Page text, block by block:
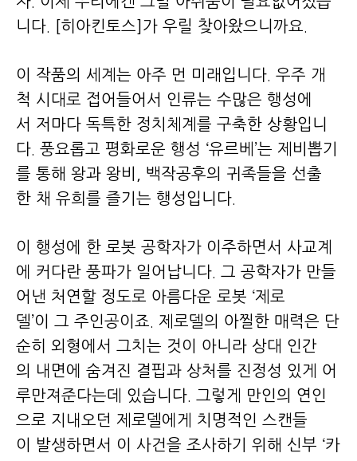
니다. [히아킨토스]가 우릴 찾아왔으니까요.
이 작품의 세계는 아주 먼 미래입니다. 우주 개
척 시대로 접어들어서 인류는 수많은 행성에
서 저마다 독특한 정치체계를 구축한 상황입니
다. 풍요롭고 평화로운 행성 ‘유르베’는 제비뽑기
를 통해 왕과 왕비, 백작공후의 귀족들을 선출
한 채 유희를 즐기는 행성입니다.
이 행성에 한 로봇 공학자가 이주하면서 사교계
에 커다란 풍파가 일어납니다. 그 공학자가 만들
어낸 처연할 정도로 아름다운 로봇 ‘제로
델’이 그 주인공이죠. 제로델의 아찔한 매력은 단
순히 외형에서 그치는 것이 아니라 상대 인간
의 내면에 숨겨진 결핍과 상처를 진정성 있게 어
루만져준다는데 있습니다. 그렇게 만인의 연인
으로 지내오던 제로델에게 치명적인 스캔들
이 발생하면서 이 사건을 조사하기 위해 신부 ‘카